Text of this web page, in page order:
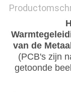
van de
(PCB's zijn
getoonde